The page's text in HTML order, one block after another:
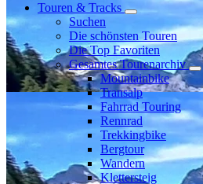
Touren & Tracks
Suchen
Die schönsten Touren
Die Top Favoriten
Gesamtes Tourenarchiv
Mountainbike
Transalp
Fahrrad Touring
Rennrad
Trekkingbike
Bergtour
Wandern
Klettersteig